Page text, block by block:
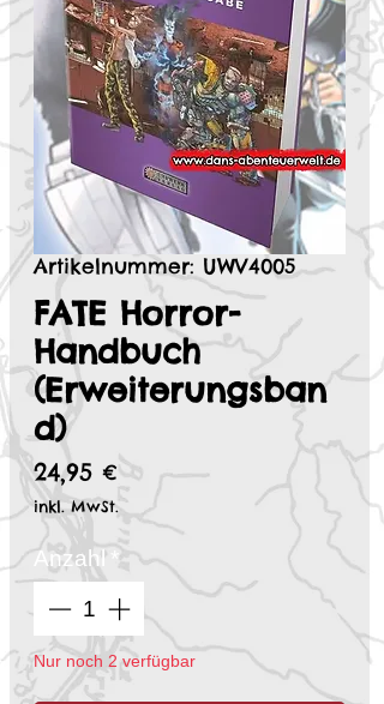
Artikelnummer: UWV4005
FATE Horror-
Handbuch
(Erweiterungsban
d)
24,95 €Preis
inkl. MwSt.
Anzahl *
Nur noch 2 verfügbar